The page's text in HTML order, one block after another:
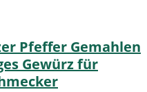
Pfeffer Gemahlen
Gewürz für